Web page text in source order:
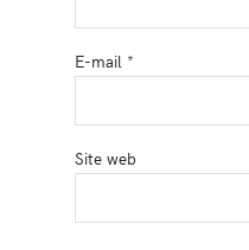
E-mail *
Site web